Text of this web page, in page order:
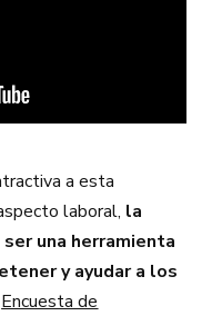
a esta
laboral, la
una herramienta
y ayudar a los
Encuesta de